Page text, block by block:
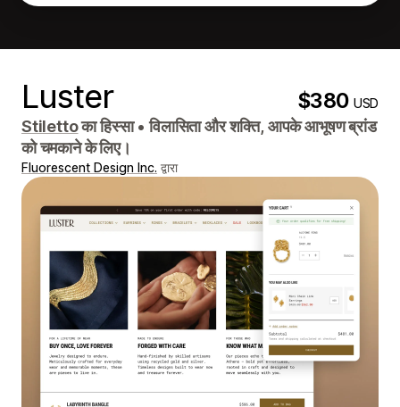
Luster $380USD
Stilettoका हिस्सा• विलासिता और शक्ति, आपके आभूषण ब्रांड
को चमकाने के लिए।
Fluorescent Design Inc. द्वारा